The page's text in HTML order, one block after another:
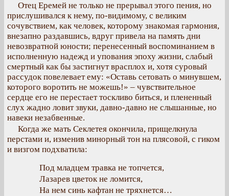
Отец Еремей не только не прерывал этого пения, но
прислушивался к нему, по-видимому, с великим
сочувствием, как человек, которому знакомая гармония,
внезапно раздавшись, вдруг привела на память дни
невозвратной юности; перенесенный воспоминанием в
исполненную надежд и упования эпоху жизни, слабый
смертный как бы застигнут врасплох и, хотя суровый
рассудок повелевает ему: «Оставь сетовать о минувшем,
которого воротить не можешь!» – чувствительное
сердце его не перестает тоскливо биться, и плененный
слух жадно ловит звуки, давно-давно не слышанные, но
навеки незабвенные.
Когда же мать Секлетея окончила, прищелкнула
перстами и, изменив минорный тон на плясовой, с гиком
и визгом подхватила:
Под младцем травка не топчется,
Лазарев цветок не ломится,
На нем синь кафтан не тряхнется…